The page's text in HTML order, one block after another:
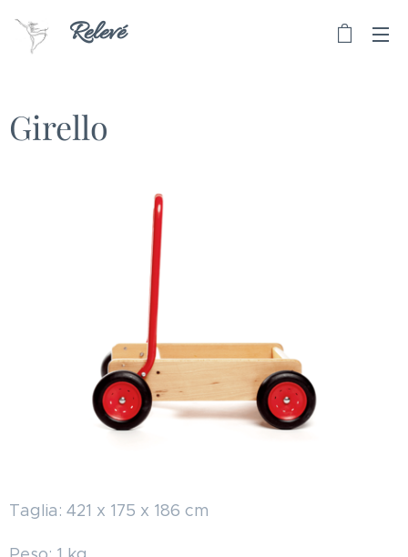
Relevé
Girello
Taglia: 421 x 175 x 186 cm